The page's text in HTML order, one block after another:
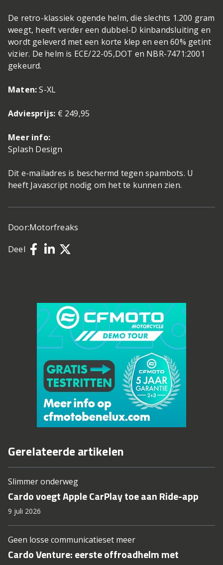
De retro-klassiek ogende helm, die slechts 1.200 gram
weegt, heeft verder een dubbel-D kinbandsluiting en
wordt geleverd met een korte klep en een 60% getint
vizier. De helm is ECE/22-05,DOT en NBR-7471:2001
gekeurd.
Maten:S-XL
Adviesprijs: € 249,95
Meer info:
Splash Design
Dit e-mailadres is beschermd tegen spambots. U
heeft Javascript nodig om het te kunnen zien.
Door:Motorfreaks
Deel
Gerelateerde artikelen
Slimmer onderweg
Cardo voegt Apple CarPlay toe aan Ride-app
9 juli 2026
Geen losse communicatieset meer
Cardo Venture: eerste offroadhelm met